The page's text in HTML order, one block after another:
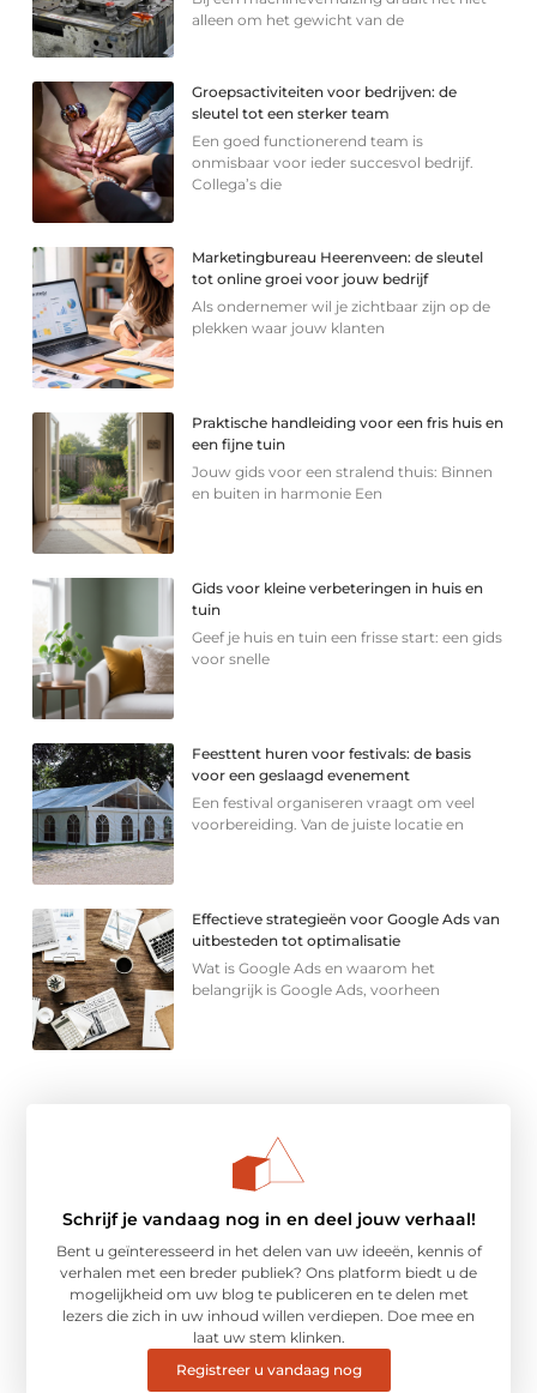
alleen om het gewicht van de
Groepsactiviteiten voor bedrijven: de
sleutel tot een sterker team
Een goed functionerend team is
onmisbaar voor ieder succesvol bedrijf.
Collega’s die
Marketingbureau Heerenveen: de sleutel
tot online groei voor jouw bedrijf
Als ondernemer wil je zichtbaar zijn op de
plekken waar jouw klanten
Praktische handleiding voor een fris huis en
een fijne tuin
Jouw gids voor een stralend thuis: Binnen
en buiten in harmonie Een
Gids voor kleine verbeteringen in huis en
tuin
Geef je huis en tuin een frisse start: een gids
voor snelle
Feesttent huren voor festivals: de basis
voor een geslaagd evenement
Een festival organiseren vraagt om veel
voorbereiding. Van de juiste locatie en
Effectieve strategieën voor Google Ads van
uitbesteden tot optimalisatie
Wat is Google Ads en waarom het
belangrijk is Google Ads, voorheen
Schrijf je vandaag nog in en deel jouw verhaal!
Bent u geïnteresseerd in het delen van uw ideeën, kennis of
verhalen met een breder publiek? Ons platform biedt u de
mogelijkheid om uw blog te publiceren en te delen met
lezers die zich in uw inhoud willen verdiepen. Doe mee en
laat uw stem klinken.
Registreer u vandaag nog